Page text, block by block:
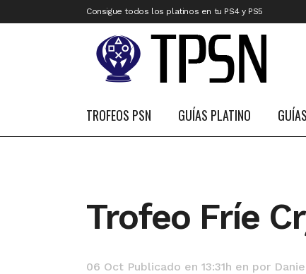
Consigue todos los platinos en tu PS4 y PS5
TROFEOS PSN GUÍAS PLATINO
Trofeo Fríe
06 Oct Publicado en 13:31h en por